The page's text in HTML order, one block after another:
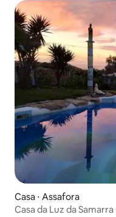
Casa ⋅ Assafora
Casa da Luz da